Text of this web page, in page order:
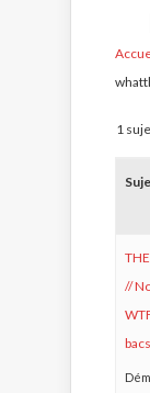
1
//